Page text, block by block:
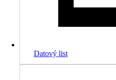
Datový list